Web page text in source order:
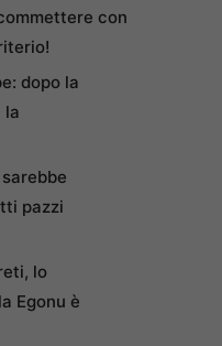
con
dopo la
la
pazzi
lo
Egonu è